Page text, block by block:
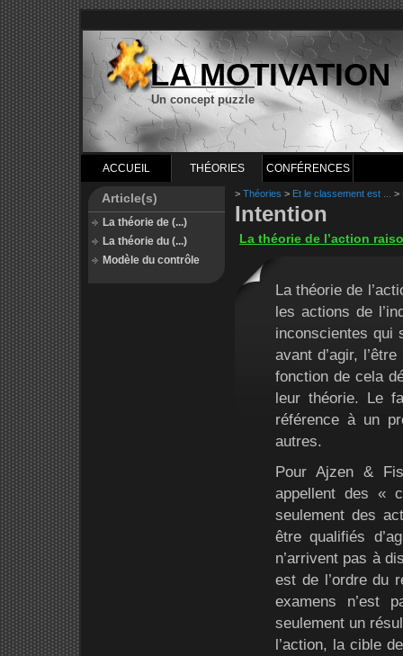
LA MOTIVATION
Un concept puzzle
ACCUEIL THÉORIES CONFÉRENCES
Article(s)
La théorie de (...)
La théorie du (...)
Modèle du contrôle
> Théories > Et le classement est ... >
Intention
La théorie de l’action
La théorie de
les actions de
inconscientes qui
avant d’agir,
fonction de cela
leur théorie. Le
référence à un
autres.
Pour Ajzen &
appellent des «
seulement des
être qualifiés
n’arrivent pas à
est de l’ordre du
examens n’est
seulement un
l’action, la cible